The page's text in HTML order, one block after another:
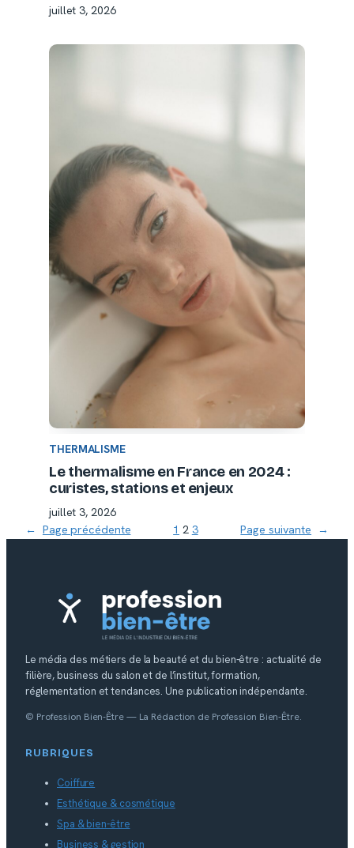
juillet 3, 2026
THERMALISME
Le thermalisme en France en 2024 :
curistes, stations et enjeux
juillet 3, 2026
← Page précédente 1 2 3 Page suivante →
Le média des métiers de la beauté et du bien-être : actualité de
filière, business du salon et de l’institut, formation,
réglementation et tendances. Une publication indépendante.
© Profession Bien-Être — La Rédaction de Profession Bien-Être.
RUBRIQUES
Coiffure
Esthétique & cosmétique
Spa & bien-être
Business & gestion